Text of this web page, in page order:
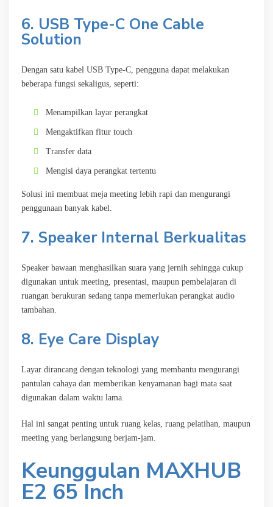
6. USB Type-C One Cable
Solution
Dengan satu kabel USB Type-C, pengguna dapat melakukan
beberapa fungsi sekaligus, seperti:
Menampilkan layar perangkat
Mengaktifkan fitur touch
Transfer data
Mengisi daya perangkat tertentu
Solusi ini membuat meja meeting lebih rapi dan mengurangi
penggunaan banyak kabel.
7. Speaker Internal Berkualitas
Speaker bawaan menghasilkan suara yang jernih sehingga cukup
digunakan untuk meeting, presentasi, maupun pembelajaran di
ruangan berukuran sedang tanpa memerlukan perangkat audio
tambahan.
8. Eye Care Display
Layar dirancang dengan teknologi yang membantu mengurangi
pantulan cahaya dan memberikan kenyamanan bagi mata saat
digunakan dalam waktu lama.
Hal ini sangat penting untuk ruang kelas, ruang pelatihan, maupun
meeting yang berlangsung berjam-jam.
Keunggulan MAXHUB
E2 65 Inch